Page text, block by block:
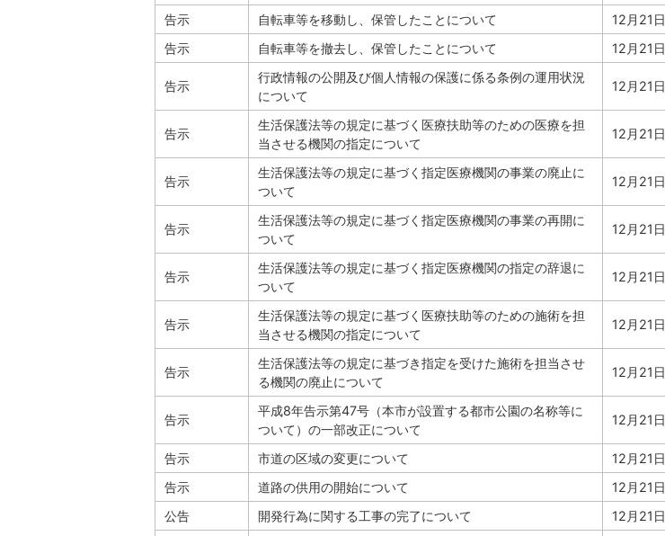
告示
自転車等を移動し、保管したことについて 12月21日
告示
自転車等を撤去し、保管したことについて 12月21日
告示
行政情報の公開及び個人情報の保護に係る条例の運用状況
について
12月21日
告示
生活保護法等の規定に基づく医療扶助等のための医療を担
当させる機関の指定について
12月21日
告示
生活保護法等の規定に基づく指定医療機関の事業の廃止に
ついて
12月21日
告示
生活保護法等の規定に基づく指定医療機関の事業の再開に
ついて
12月21日
告示
生活保護法等の規定に基づく指定医療機関の指定の辞退に
ついて
12月21日
告示
生活保護法等の規定に基づく医療扶助等のための施術を担
当させる機関の指定について
12月21日
告示
生活保護法等の規定に基づき指定を受けた施術を担当させ
る機関の廃止について
12月21日
告示
平成8年告示第47号（本市が設置する都市公園の名称等に
ついて）の一部改正について
12月21日
告示 市道の区域の変更について 12月21日
告示
道路の供用の開始について 12月21日
公告
開発行為に関する工事の完了について 12月21日